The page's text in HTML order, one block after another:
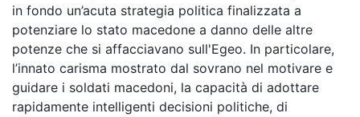
in fondo un’acuta strategia politica finalizzata a
potenziare lo stato macedone a danno delle altre
potenze che si affacciavano sull'Egeo. In particolare,
l’innato carisma mostrato dal sovrano nel motivare e
guidare i soldati macedoni, la capacità di adottare
rapidamente intelligenti decisioni politiche, di